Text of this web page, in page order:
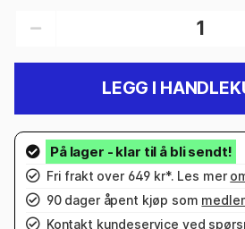
LEGG I
Fri frakt over 649 kr*. Les mer
90 dager åpent kjøp som
Kontakt kundeservice ved